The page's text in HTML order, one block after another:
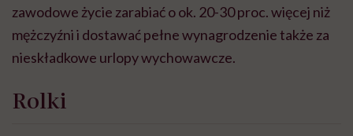
zawodowe życie zarabiać o ok. 20-30 proc. więcej niż
mężczyźni i dostawać pełne wynagrodzenie także za
nieskładkowe urlopy wychowawcze.
Rolki